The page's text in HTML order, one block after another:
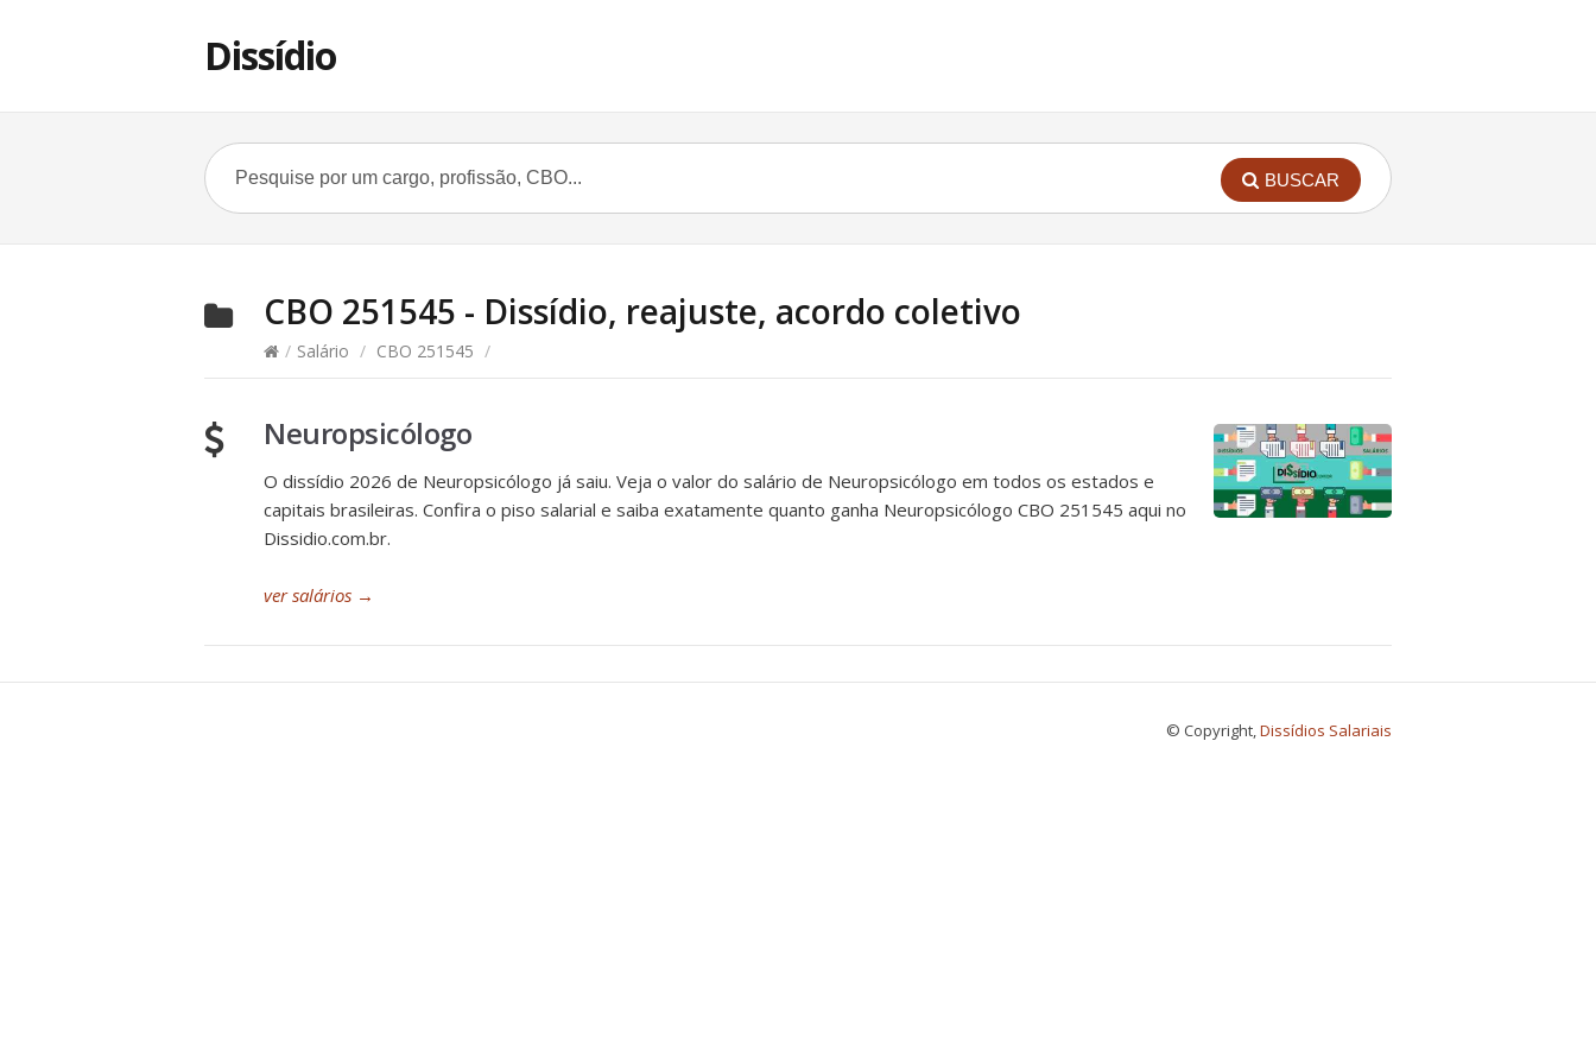
Dissídio
BUSCAR
CBO 251545 - Dissídio, reajuste, acordo coletivo
/ Salário / CBO 251545 /
Neuropsicólogo
O dissídio 2026 de Neuropsicólogo já saiu. Veja o valor do salário de Neuropsicólogo em todos os estados e
capitais brasileiras. Confira o piso salarial e saiba exatamente quanto ganha Neuropsicólogo CBO 251545 aqui no
Dissidio.com.br.
ver salários →
© Copyright,Dissídios Salariais